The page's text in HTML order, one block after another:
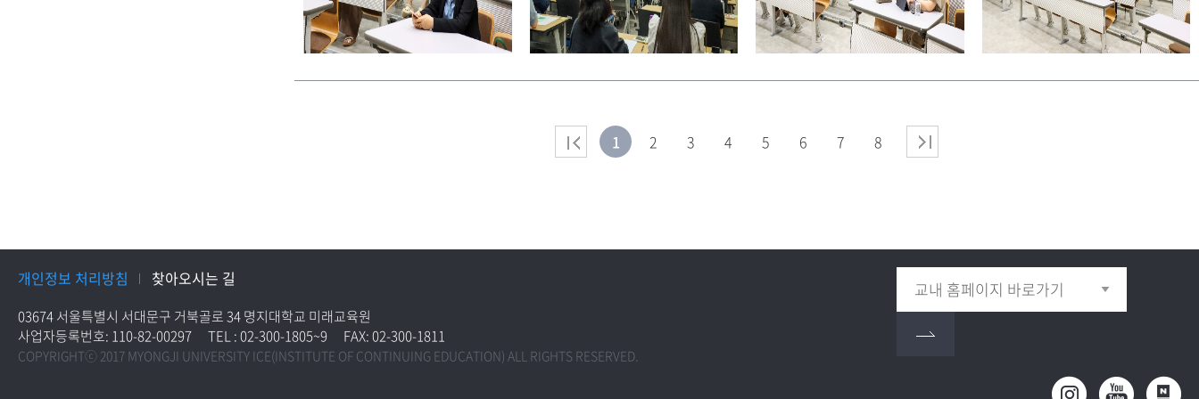
1 2 3 4 5 6 7 8
개인정보 처리방침 찾아오시는 길
03674 서울특별시 서대문구 거북골로 34 명지대학교 미래교육원
사업자등록번호: 110-82-00297
TEL : 02-300-1805~9 FAX: 02-300-1811
COPYRIGHTⓒ 2017 MYONGJI UNIVERSITY ICE(INSTITUTE OF CONTINUING EDUCATION) ALL RIGHTS RESERVED.